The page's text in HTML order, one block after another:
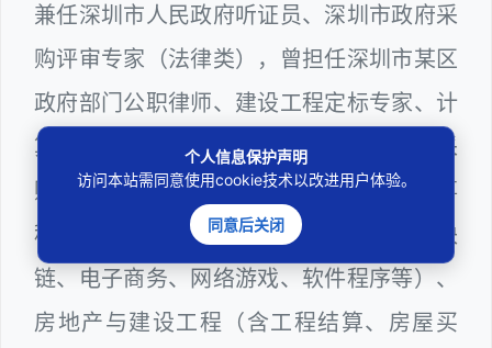
兼任深圳市人民政府听证员、深圳市政府采
购评审专家（法律类），曾担任深圳市某区
政府部门公职律师、建设工程定标专家、计
算机信息网络安全员，在建筑工务、政府采
购等政府系统工作多年，十分熟悉政府办事
程序规则，较为擅长互联网+平台（含区块
链、电子商务、网络游戏、软件程序等）、
房地产与建设工程（含工程结算、房屋买
个人信息保护声明
访问本站需同意使用cookie技术以改进用户体验。
同意后关闭